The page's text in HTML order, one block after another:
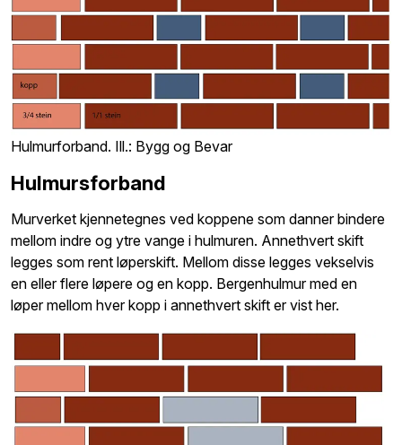
Hulmurforband. Ill.: Bygg og Bevar
Hulmursforband
Murverket kjennetegnes ved koppene som danner bindere
mellom indre og ytre vange i hulmuren. Annethvert skift
legges som rent løperskift. Mellom disse legges vekselvis
en eller flere løpere og en kopp. Bergenhulmur med en
løper mellom hver kopp i annethvert skift er vist her.